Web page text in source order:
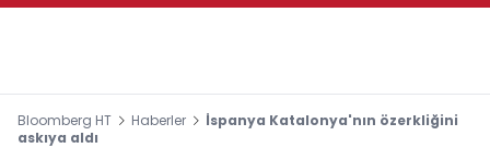
Bloomberg HT Haberler
İspanya Katalonya'nın özerkliğini
askıya aldı